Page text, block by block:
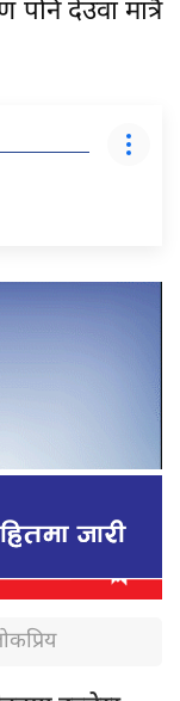
पनि देउवा मात्रै